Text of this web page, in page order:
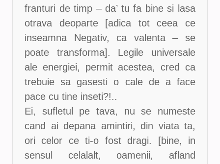
franturi de timp – da’ tu fa bine si lasa
otrava deoparte [adica tot ceea ce
inseamna Negativ, ca valenta – se
poate transforma]. Legile universale
ale energiei, permit acestea, cred ca
trebuie sa gasesti o cale de a face
pace cu tine inseti?!..
Ei, sufletul pe tava, nu se numeste
cand ai depana amintiri, din viata ta,
ori celor ce ti-o fost dragi. [bine, in
sensul celalalt, oamenii, afland